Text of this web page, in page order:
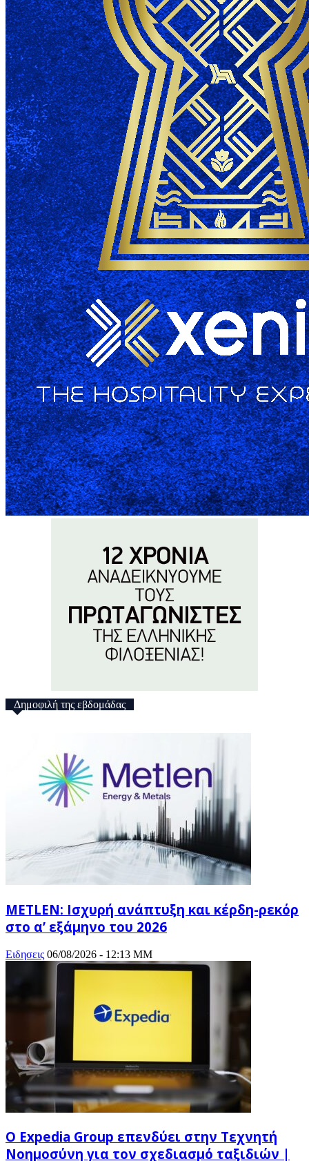
Δημοφιλή της εβδομάδας
METLEN: Ισχυρή ανάπτυξη και κέρδη-ρεκόρ
στο α’ εξάμηνο του 2026
Ειδησεις 06/08/2026 - 12:13 ΜΜ
Ο Expedia Group επενδύει στην Τεχνητή
Νοημοσύνη για τον σχεδιασμό ταξιδιών |